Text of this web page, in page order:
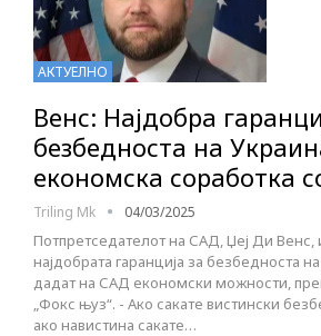
АКТУЕЛНО
Венс: Најдобра
безбедноста на
економска соработка
Triling Mk 04/03/2025
Потпретседателот на САД, Џеј Ди Венс,
најдобрата гаранција за безбедноста
дадат на САД економски можности,
„Фокс њуз“. - Ако сакате вистински
ако навистина сакате…